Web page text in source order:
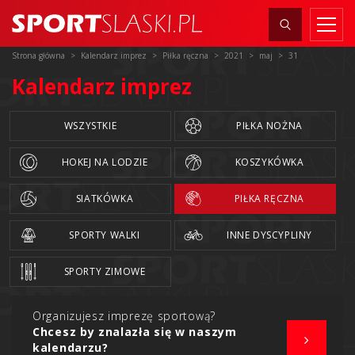
Strona główna Kalendarz imprez Piłka ręczna 2021 maj 31
Kalendarz imprez
WSZYSTKIE PIŁKA NOŻNA
HOKEJ NA LODZIE KOSZYKÓWKA
SIATKÓWKA PIŁKA RĘCZNA
SPORTY WALKI INNE DYSCYPLINY
SPORTY ZIMOWE
Organizujesz imprezę sportową?
Chcesz by znalazła się w naszym
kalendarzu?